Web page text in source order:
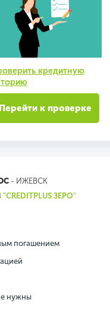
кредитную
Перейти к проверке
- ИЖЕВСК
ЗЕРО"
погашением
нужны